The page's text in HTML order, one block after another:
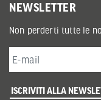
NEWSLETTER
Non perderti tutte le
ISCRIVITI ALLA